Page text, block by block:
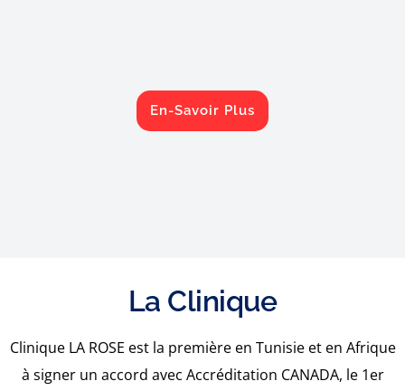
En-Savoir Plus
La Clinique
Clinique LA ROSE est la première en Tunisie et en Afrique
à signer un accord avec Accréditation CANADA, le 1er